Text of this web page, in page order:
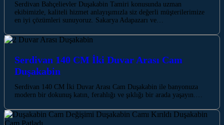
Serdivan Bahçelievler Duşakabin Tamiri konusunda uzman
ekibimizle, kaliteli hizmet anlayışımızla siz değerli müşterilerimize
en iyi çözümleri sunuyoruz. Sakarya Adapazarı ve…
Serdivan 140 CM İki Duvar Arası Cam
Duşakabin
Serdivan 140 CM İki Duvar Arası Cam Duşakabin ile banyonuza
modern bir dokunuş katın, ferahlığı ve şıklığı bir arada yaşayın.…